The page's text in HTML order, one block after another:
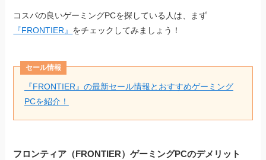
コスパの良いゲーミングPCを探している人は、まず
『FRONTIER』 をチェックしてみましょう！
セール情報
『FRONTIER』の最新セール情報とおすすめゲーミング
PCを紹介！
フロンティア（FRONTIER）ゲーミングPCのデメリット